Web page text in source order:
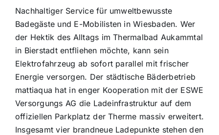
Panorama
Mein Stadtteil
Galerie
Verkehrsmeldungen
Nachhaltiger Service für umweltbewusste
Badegäste und E-Mobilisten in Wiesbaden. Wer
der Hektik des Alltags im Thermalbad Aukammtal
in Bierstadt entfliehen möchte, kann sein
Elektrofahrzeug ab sofort parallel mit frischer
Energie versorgen. Der städtische Bäderbetrieb
mattiaqua hat in enger Kooperation mit der ESWE
Versorgungs AG die Ladeinfrastruktur auf dem
offiziellen Parkplatz der Therme massiv erweitert.
Insgesamt vier brandneue Ladepunkte stehen den